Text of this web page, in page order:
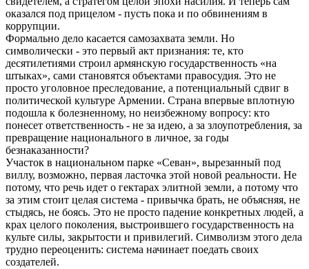
оказался под прицелом - пусть пока и по обвинениям в
коррупции.
Формально дело касается самозахвата земли. Но
символически - это первый акт признания: те, кто
десятилетиями строил армянскую государственность «на
штыках», сами становятся объектами правосудия. Это не
просто уголовное преследование, а потенциальный сдвиг в
политической культуре Армении. Страна впервые вплотную
подошла к болезненному, но неизбежному вопросу: кто
понесет ответственность - не за идею, а за злоупотребления, за
превращение национального в личное, за годы
безнаказанности?
Участок в национальном парке «Севан», вырезанный под
виллу, возможно, первая ласточка этой новой реальности. Не
потому, что речь идет о гектарах элитной земли, а потому что
за этим стоит целая система - привычка брать, не объясняя, не
стыдясь, не боясь. Это не просто падение конкретных людей, а
крах целого поколения, выстроившего государственность на
культе силы, закрытости и привилегий. Символизм этого дела
трудно переоценить: система начинает поедать своих
создателей.